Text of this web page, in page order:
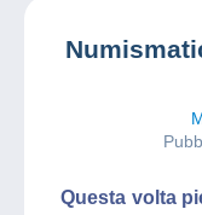
Questa volta